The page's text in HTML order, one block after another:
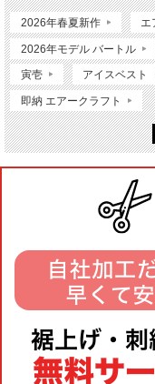
2026年春夏新作 エ
2026年モデル バートル
寅壱 アイスベスト
即納 エアークラフト